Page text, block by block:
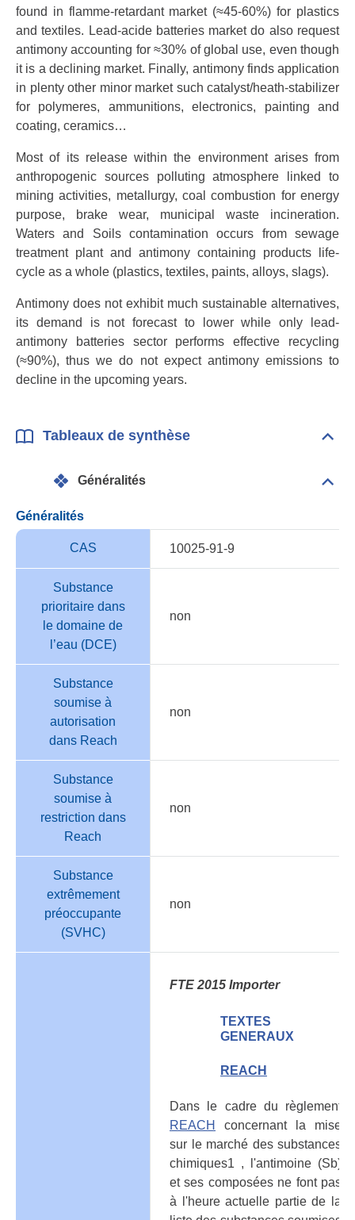
found in flamme-retardant market (≈45-60%) for plastics
and textiles. Lead-acide batteries market do also request
antimony accounting for ≈30% of global use, even though
it is a declining market. Finally, antimony finds application
in plenty other minor market such catalyst/heath-stabilizer
for polymeres, ammunitions, electronics, painting and
coating, ceramics…
Most of its release within the environment arises from
anthropogenic sources polluting atmosphere linked to
mining activities, metallurgy, coal combustion for energy
purpose, brake wear, municipal waste incineration.
Waters and Soils contamination occurs from sewage
treatment plant and antimony containing products life-
cycle as a whole (plastics, textiles, paints, alloys, slags).
Antimony does not exhibit much sustainable alternatives,
its demand is not forecast to lower while only lead-
antimony batteries sector performs effective recycling
(≈90%), thus we do not expect antimony emissions to
decline in the upcoming years.
Tableaux de synthèse
Généralités
Généralités
CAS 10025-91-9
Substance
prioritaire dans
le domaine de
l’eau (DCE)
non
Substance
soumise à
autorisation
dans Reach
non
Substance
soumise à
restriction dans
Reach
non
Substance
extrêmement
préoccupante
(SVHC)
non
FTE 2015 Importer
TEXTES
GENERAUX
REACH
Dans le cadre du règlement
REACH
concernant la mise
sur le marché des substances
chimiques1 , l'antimoine (Sb)
et ses composées ne font pas
à l'heure actuelle partie de la